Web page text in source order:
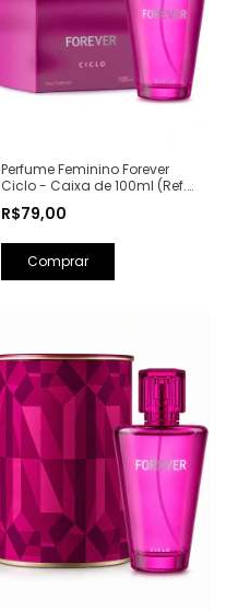
Perfume Feminino Forever
Ciclo - Caixa de 100ml (Ref.
Spears)
R$79,00